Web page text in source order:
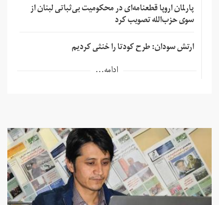
پارلمان اروپا قطعنامه‌ای در محکومیت بی‌ثباتی لبنان از
سوی حزب‌الله تصویب کرد
ارتش سودان: طرح کودتا را خنثی کردیم
ادامه...